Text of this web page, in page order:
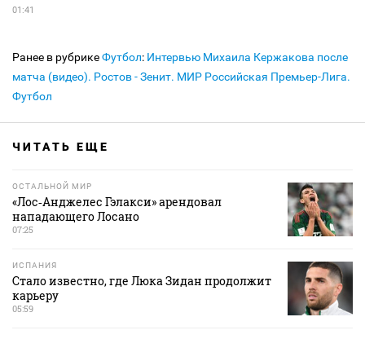
01:41
Ранее в рубрикеФутбол: Интервью Михаила Кержакова после
матча (видео). Ростов - Зенит. МИР Российская Премьер-Лига.
Футбол
ЧИТАТЬ ЕЩЕ
ОСТАЛЬНОЙ МИР
«Лос‑Анджелес Гэлакси» арендовал
нападающего Лосано
07:25
ИСПАНИЯ
Стало известно, где Люка Зидан продолжит
карьеру
05:59